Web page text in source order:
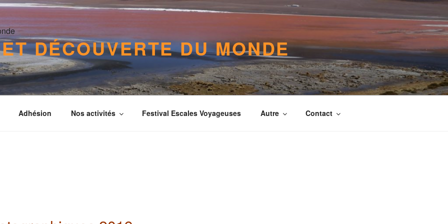
DÉCOUVERTE DU MONDE
Adhésion Nos activités Festival Escales Voyageuses Autre Contact